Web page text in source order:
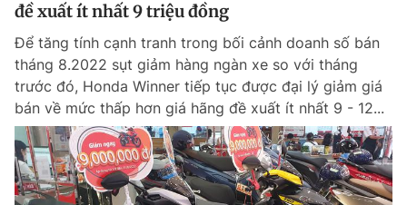
đề xuất ít nhất 9 triệu đồng
Để tăng tính cạnh tranh trong bối cảnh doanh số bán
tháng 8.2022 sụt giảm hàng ngàn xe so với tháng
trước đó, Honda Winner tiếp tục được đại lý giảm giá
bán về mức thấp hơn giá hãng đề xuất ít nhất 9 - 12...